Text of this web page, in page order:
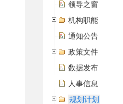
领导之窗
机构职能
通知公告
政策文件
数据发布
人事信息
规划计划